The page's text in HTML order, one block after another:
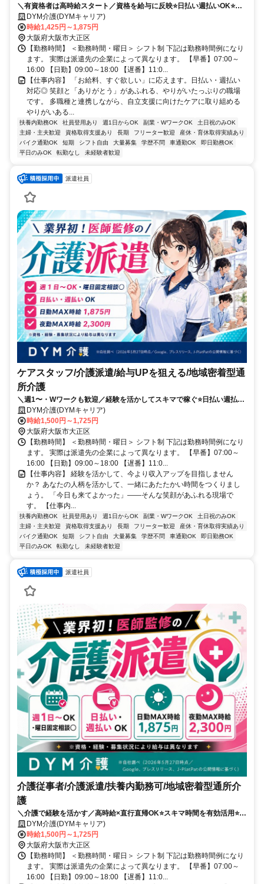
施設
＼有資格者は高時給スタート／資格を給与に反映⭐️日払い週払いOK⭐️車
通勤可＆希望シフト柔軟✨
DYM介護(DYMキャリア)
時給1,425円～1,875円
大阪府大阪市大正区
【勤務時間】 ＜勤務時間・曜日＞ シフト制 下記は勤務時間例になり
ます。 実際は派遣先の企業によって異なります。 【早番】07:00～
16:00 【日勤】09:00～18:00 【遅番】11:0...
【仕事内容】 「お給料、すぐ欲しい」に応えます。日払い・週払い
対応◎ 笑顔と「ありがとう」があふれる、やりがいたっぷりの職場
です。 多職種と連携しながら、自立支援に向けたケアに取り組める
やりがいある...
扶養内勤務OK 社員登用あり 週1日からOK 副業・WワークOK
土日祝のみOK
主婦・主夫歓迎
資格取得支援あり 長期 フリーター歓迎
産休・育休取得実績あり
バイク通勤OK
短期 シフト自由 大量募集 学歴不問 車通勤OK
即日勤務OK
平日のみOK
転勤なし 未経験者歓迎
派遣社員
ケアスタッフ/介護派遣/給与UPを狙える/地域密着型通
所介護
＼週1〜・Wワークも歓迎／経験を活かしてスキマで稼ぐ⭐️日払い週払い
OK⭐️シフト自由⭐️車通勤可✨
DYM介護(DYMキャリア)
時給1,500円～1,725円
大阪府大阪市大正区
【勤務時間】 ＜勤務時間・曜日＞ シフト制 下記は勤務時間例になり
ます。 実際は派遣先の企業によって異なります。 【早番】07:00～
16:00 【日勤】09:00～18:00 【遅番】11:0...
【仕事内容】 経験を活かして、今より収入アップを目指しません
か？ あなたの人柄を活かして、一緒にあたたかい時間をつくりまし
ょう。 「今日も来てよかった」――そんな笑顔があふれる現場で
す。 【仕事内...
扶養内勤務OK 社員登用あり 週1日からOK 副業・WワークOK
土日祝のみOK
主婦・主夫歓迎
資格取得支援あり 長期 フリーター歓迎
産休・育休取得実績あり
バイク通勤OK
短期 シフト自由 大量募集 学歴不問 車通勤OK
即日勤務OK
平日のみOK
転勤なし 未経験者歓迎
派遣社員
介護従事者/介護派遣/扶養内勤務可/地域密着型通所介
護
＼介護で経験を活かす／高時給×直行直帰OK⭐️スキマ時間を有効活用⭐️日
払い週払い⭐️車通勤可✨
DYM介護(DYMキャリア)
時給1,500円～1,725円
大阪府大阪市大正区
【勤務時間】 ＜勤務時間・曜日＞ シフト制 下記は勤務時間例になり
ます。 実際は派遣先の企業によって異なります。 【早番】07:00～
16:00 【日勤】09:00～18:00 【遅番】11:0...